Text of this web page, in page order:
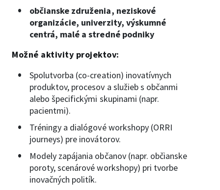
občianske združenia, neziskové
organizácie, univerzity, výskumné
centrá, malé a stredné podniky
Možné aktivity projektov:
Spolutvorba (co-creation) inovatívnych
produktov, procesov a služieb s občanmi
alebo špecifickými skupinami (napr.
pacientmi).
Tréningy a dialógové workshopy (ORRI
journeys) pre inovátorov.
Modely zapájania občanov (napr. občianske
poroty, scenárové workshopy) pri tvorbe
inovačných politík.